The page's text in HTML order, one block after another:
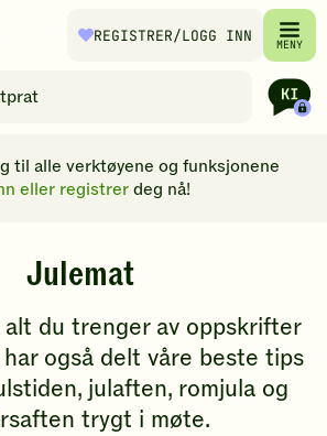
REGISTRER/LOGG INN MENY
til alle verktøyene og funksjonene
eller registrerdeg nå!
Julemat
du trenger av oppskrifter
også delt våre beste tips
julaften, romjula og
trygt i møte.